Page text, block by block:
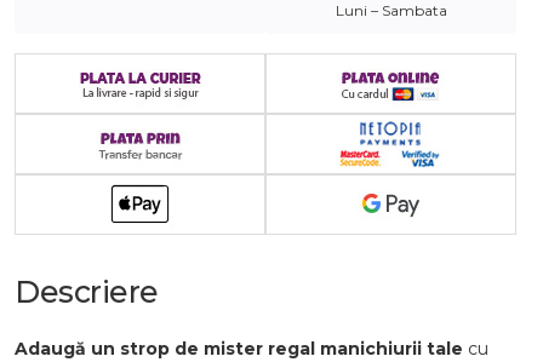
Luni – Sambata
Descriere
Adaugă un strop de mister regal manichiurii tale cu